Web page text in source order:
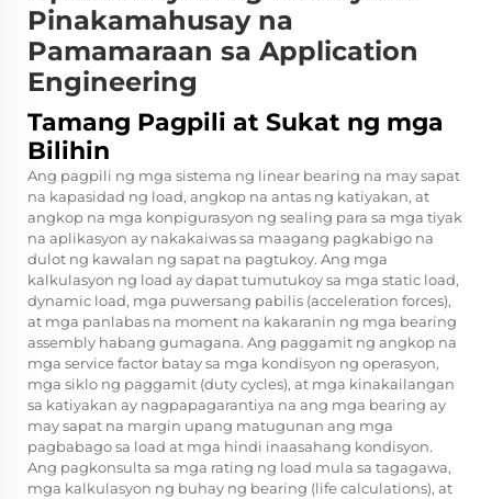
Pinakamahusay na
Pamamaraan sa Application
Engineering
Tamang Pagpili at Sukat ng mga
Bilihin
Ang pagpili ng mga sistema ng linear bearing na may sapat
na kapasidad ng load, angkop na antas ng katiyakan, at
angkop na mga konpigurasyon ng sealing para sa mga tiyak
na aplikasyon ay nakakaiwas sa maagang pagkabigo na
dulot ng kawalan ng sapat na pagtukoy. Ang mga
kalkulasyon ng load ay dapat tumutukoy sa mga static load,
dynamic load, mga puwersang pabilis (acceleration forces),
at mga panlabas na moment na kakaranin ng mga bearing
assembly habang gumagana. Ang paggamit ng angkop na
mga service factor batay sa mga kondisyon ng operasyon,
mga siklo ng paggamit (duty cycles), at mga kinakailangan
sa katiyakan ay nagpapagarantiya na ang mga bearing ay
may sapat na margin upang matugunan ang mga
pagbabago sa load at mga hindi inaasahang kondisyon.
Ang pagkonsulta sa mga rating ng load mula sa tagagawa,
mga kalkulasyon ng buhay ng bearing (life calculations), at